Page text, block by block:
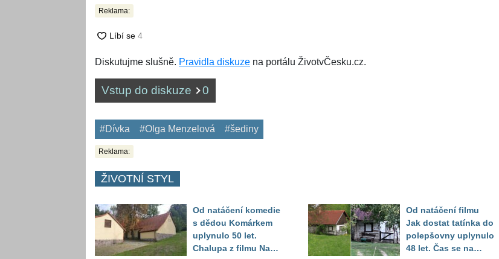
Reklama:
Diskutujme slušně. Pravidla diskuze na portálu ŽivotvČesku.cz.
Vstup do diskuze 0
#Dívka #Olga Menzelová #šediny
Reklama:
ŽIVOTNÍ STYL
Od natáčení komedie
s dědou Komárkem
uplynulo 50 let.
Chalupa z filmu Na
Od natáčení filmu
Jak dostat tatínka do
polepšovny uplynulo
48 let. Čas se na